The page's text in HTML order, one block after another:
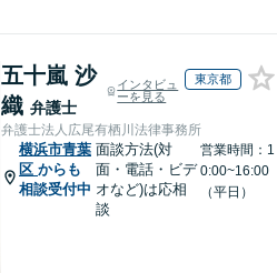
五十嵐 沙
織 弁護士
インタビュ
ーを見る
東京都
弁護士法人広尾有栖川法律事務所
横浜市青葉
区 からも
相談受付中
面談方法(対
面・電話・ビデ
オなど)は応相
談
営業時間：1
0:00~16:00
（平日）